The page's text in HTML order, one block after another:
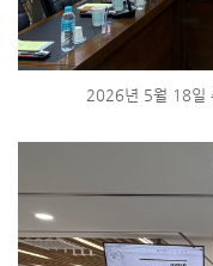
2026년 5월 18일